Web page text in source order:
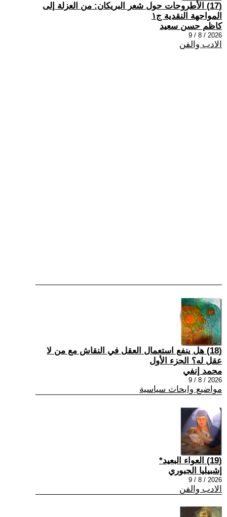
(17) الأطروحات حول شعر البريكان: من العزلة إلى
المواجهة النقدية ج١
كاظم حسن سعيد
2026 / 8 / 9
الادب والفن
(18) هل ينفع استعمال العقل في النقاش مع من لا
عقل له؟ الجزء الأول
محمد إنفي
2026 / 8 / 9
مواضيع وابحاث سياسية
(19) العواء البعيد*
إشبيليا الجبوري
2026 / 8 / 9
الادب والفن